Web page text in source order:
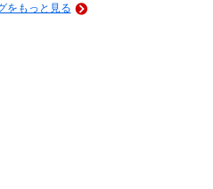
をもっと見る